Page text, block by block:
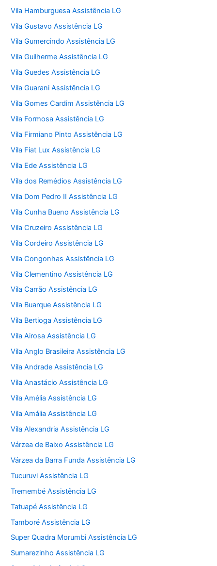
Vila Hamburguesa Assistência LG
Vila Gustavo Assistência LG
Vila Gumercindo Assistência LG
Vila Guilherme Assistência LG
Vila Guedes Assistência LG
Vila Guarani Assistência LG
Vila Gomes Cardim Assistência LG
Vila Formosa Assistência LG
Vila Firmiano Pinto Assistência LG
Vila Fiat Lux Assistência LG
Vila Ede Assistência LG
Vila dos Remédios Assistência LG
Vila Dom Pedro II Assistência LG
Vila Cunha Bueno Assistência LG
Vila Cruzeiro Assistência LG
Vila Cordeiro Assistência LG
Vila Congonhas Assistência LG
Vila Clementino Assistência LG
Vila Carrão Assistência LG
Vila Buarque Assistência LG
Vila Bertioga Assistência LG
Vila Airosa Assistência LG
Vila Anglo Brasileira Assistência LG
Vila Andrade Assistência LG
Vila Anastácio Assistência LG
Vila Amélia Assistência LG
Vila Amália Assistência LG
Vila Alexandria Assistência LG
Várzea de Baixo Assistência LG
Várzea da Barra Funda Assistência LG
Tucuruvi Assistência LG
Tremembé Assistência LG
Tatuapé Assistência LG
Tamboré Assistência LG
Super Quadra Morumbi Assistência LG
Sumarezinho Assistência LG